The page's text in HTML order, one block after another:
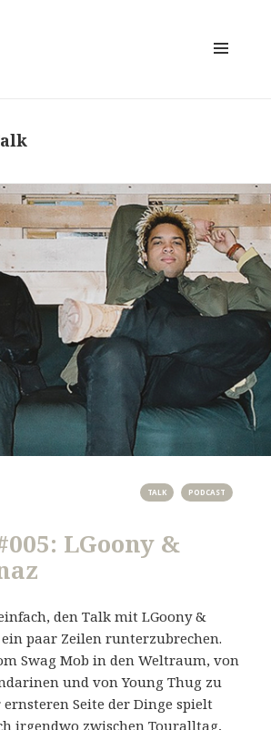
PODCAST
TALK
LGoony &
den Talk mit LGoony &
paar Zeilen runterzubrechen.
Swag Mob in den Weltraum, von
und von Young Thug zu
Seite der Dinge spielt
irgendwo zwischen Touralltag,